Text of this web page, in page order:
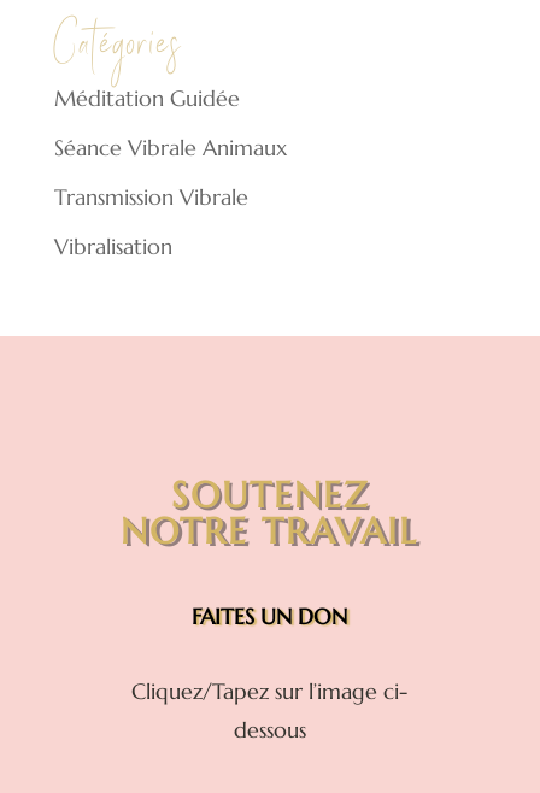
Catégories
Méditation Guidée
Séance Vibrale Animaux
Transmission Vibrale
Vibralisation
SOUTENEZ
NOTRE TRAVAIL
FAITES UN DON
Cliquez/Tapez sur l’image ci-
dessous